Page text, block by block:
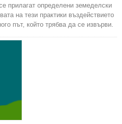
прилагат определени земеделски
на тези практики въздействието
път, който трябва да се извърви.